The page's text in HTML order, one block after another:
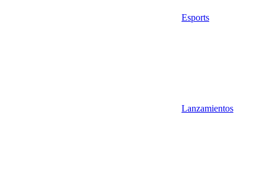
Esports
Lanzamientos